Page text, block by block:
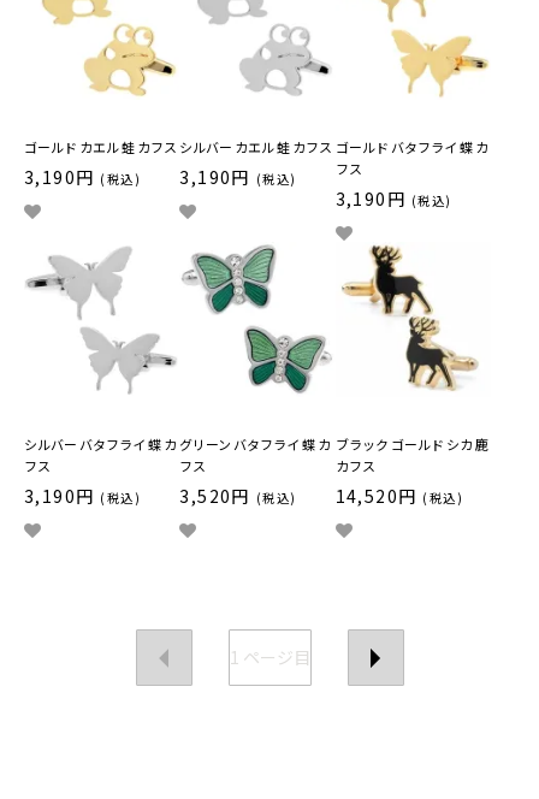
ゴールド カエル 蛙 カフス
3,190円 (税込)
シルバー カエル 蛙 カフス
3,190円 (税込)
ゴールド バタフライ 蝶 カ
フス
3,190円 (税込)
シルバー バタフライ 蝶 カ
フス
3,190円 (税込)
グリーン バタフライ 蝶 カ
フス
3,520円 (税込)
ブラック ゴールド シカ 鹿
カフス
14,520円 (税込)
1 ページ目